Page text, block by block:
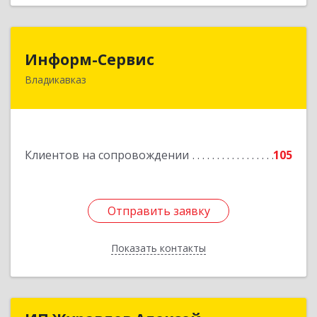
Информ-Сервис
Владикавказ
Клиентов на сопровождении 105
Отправить заявку
Показать контакты
362020, Северная Осетия - Алания Респ,
Отправить заявку
Назад